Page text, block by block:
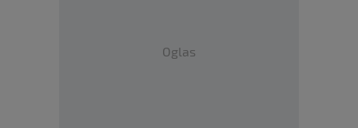
Oglas